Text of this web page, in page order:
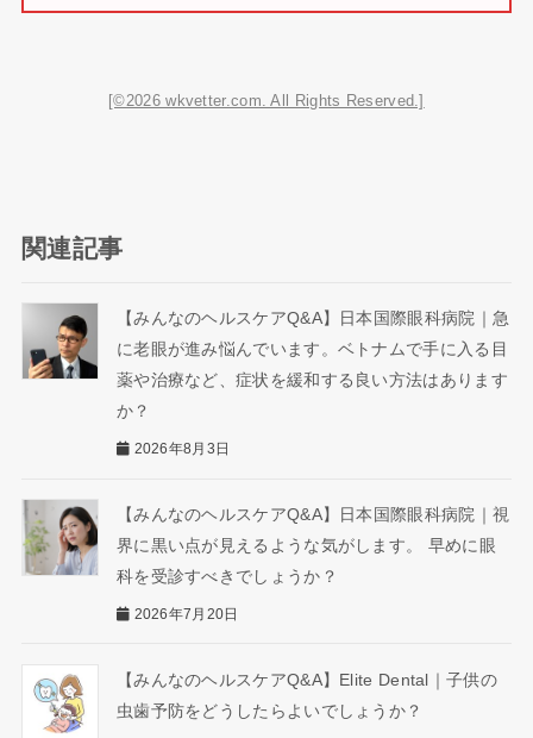
[©2026 wkvetter.com. All Rights Reserved.]
関連記事
【みんなのヘルスケアQ&A】日本国際眼科病院｜急
に老眼が進み悩んでいます。ベトナムで手に入る目
薬や治療など、症状を緩和する良い方法はあります
か？
2026年8月3日
【みんなのヘルスケアQ&A】日本国際眼科病院｜視
界に黒い点が見えるような気がします。 早めに眼
科を受診すべきでしょうか？
2026年7月20日
【みんなのヘルスケアQ&A】Elite Dental｜子供の
虫歯予防をどうしたらよいでしょうか？